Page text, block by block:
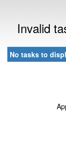
Invalid
No tasks to